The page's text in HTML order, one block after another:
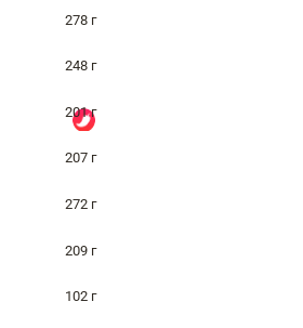
278 г
248 г
201 г
207 г
272 г
209 г
102 г